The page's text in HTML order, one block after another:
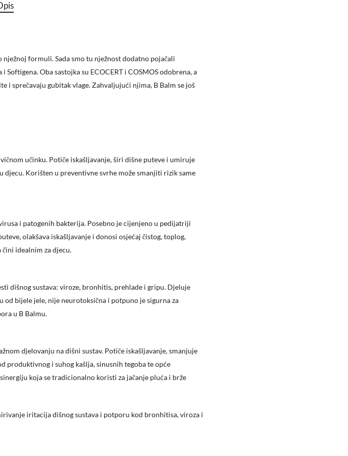
formuli. Sada smo tu nježnost dodatno pojačali
Oba sastojka su ECOCERT i COSMOS odobrena, a
i sprečavaju gubitak vlage. Zahvaljujući njima, B Balm se još
učinku. Potiče iskašljavanje, širi dišne puteve i umiruje
Korišten u preventivne svrhe može smanjiti rizik same
i patogenih bakterija. Posebno je cijenjeno u pedijatriji
olakšava iskašljavanje i donosi osjećaj čistog, toplog,
čini idealnim za djecu.
dišnog sustava: viroze, bronhitis, prehlade i gripu. Djeluje
bijele jele, nije neurotoksična i potpuno je sigurna za
u B Balmu.
djelovanju na dišni sustav. Potiče iskašljavanje, smanjuje
produktivnog i suhog kašlja, sinusnih tegoba te opće
koja se tradicionalno koristi za jačanje pluća i brže
iritacija dišnog sustava i potporu kod bronhitisa, viroza i